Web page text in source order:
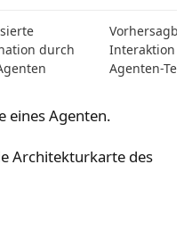
durch
Interaktion
Agenten-
eines Agenten.
Architekturkarte des